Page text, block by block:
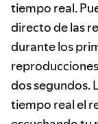
tiempo real.
directo de las
durante los
dos segundos.
tiempo real el